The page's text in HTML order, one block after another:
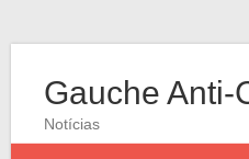
Gauche Anti-
Notícias